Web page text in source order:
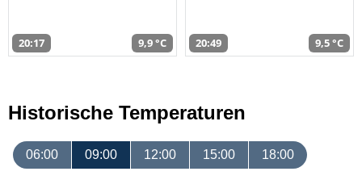
20:17 9,9 °C 20:49 9,5 °C
Historische Temperaturen
06:00 09:00 12:00 15:00 18:00